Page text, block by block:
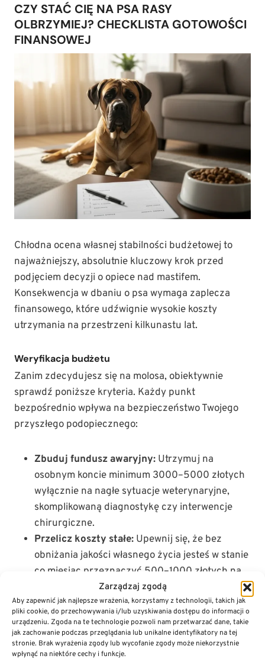
Zarządzaj zgodą
Aby zapewnić jak najlepsze wrażenia, korzystamy z technologii, takich jak
pliki cookie, do przechowywania i/lub uzyskiwania dostępu do informacji o
urządzeniu. Zgoda na te technologie pozwoli nam przetwarzać dane, takie
jak zachowanie podczas przeglądania lub unikalne identyfikatory na tej
stronie. Brak wyrażenia zgody lub wycofanie zgody może niekorzystnie
wpłynąć na niektóre cechy i funkcje.
CZY STAĆ CIĘ NA PSA RASY
OLBRZYMIEJ? CHECKLISTA GOTOWOŚCI
FINANSOWEJ
Chłodna ocena własnej stabilności budżetowej to
najważniejszy, absolutnie kluczowy krok przed
podjęciem decyzji o opiece nad mastifem.
Konsekwencja w dbaniu o psa wymaga zaplecza
finansowego, które udźwignie wysokie koszty
utrzymania na przestrzeni kilkunastu lat.
Weryfikacja budżetu
Zanim zdecydujesz się na molosa, obiektywnie
sprawdź poniższe kryteria. Każdy punkt
bezpośrednio wpływa na bezpieczeństwo Twojego
przyszłego podopiecznego:
Zbuduj fundusz awaryjny: Utrzymuj na
osobnym koncie minimum 3000–5000 złotych
wyłącznie na nagłe sytuacje weterynaryjne,
skomplikowaną diagnostykę czy interwencje
chirurgiczne.
Przelicz koszty stałe: Upewnij się, że bez
obniżania jakości własnego życia jesteś w stanie
co miesiąc przeznaczyć 500–1000 złotych na
wysokiej jakości karmę, ochronę stawów i
preparaty przeciw kleszczom.
Zbadaj rynek ubezpieczeń:Sprawdź dostępne
polisy zdrowotne dla psów. Składki dla ras
olbrzymich są z zasady wyższe, ale w